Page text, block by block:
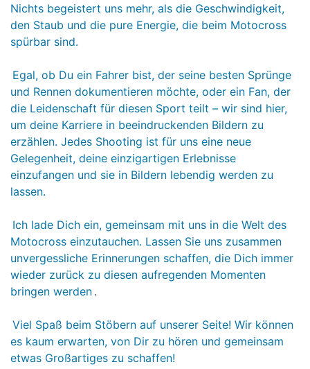
Nichts begeistert uns mehr, als die Geschwindigkeit,
den Staub und die pure Energie, die beim Motocross
spürbar sind.
Egal, ob Du ein Fahrer bist, der seine besten Sprünge
und Rennen dokumentieren möchte, oder ein Fan, der
die Leidenschaft für diesen Sport teilt – wir sind hier,
um deine Karriere in beeindruckenden Bildern zu
erzählen. Jedes Shooting ist für uns eine neue
Gelegenheit, deine einzigartigen Erlebnisse
einzufangen und sie in Bildern lebendig werden zu
lassen.
Ich lade Dich ein, gemeinsam mit uns in die Welt des
Motocross einzutauchen. Lassen Sie uns zusammen
unvergessliche Erinnerungen schaffen, die Dich immer
wieder zurück zu diesen aufregenden Momenten
bringen werden .
Viel Spaß beim Stöbern auf unserer Seite! Wir können
es kaum erwarten, von Dir zu hören und gemeinsam
etwas Großartiges zu schaffen!